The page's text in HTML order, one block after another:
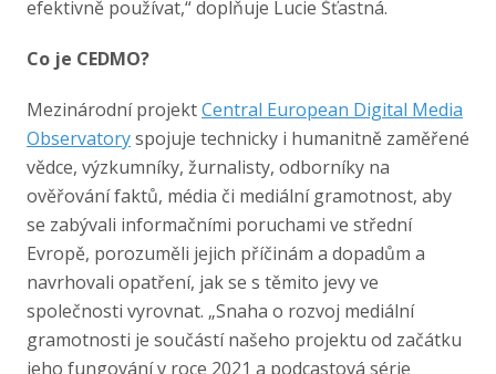
efektivně používat,“ doplňuje Lucie Šťastná.
Co je CEDMO?
Mezinárodní projektCentral European Digital Media
Observatoryspojuje technicky i humanitně zaměřené
vědce, výzkumníky, žurnalisty, odborníky na
ověřování faktů, média či mediální gramotnost, aby
se zabývali informačními poruchami ve střední
Evropě, porozuměli jejich příčinám a dopadům a
navrhovali opatření, jak se s těmito jevy ve
společnosti vyrovnat. „Snaha o rozvoj mediální
gramotnosti je součástí našeho projektu od začátku
jeho fungování v roce 2021 a podcastová série